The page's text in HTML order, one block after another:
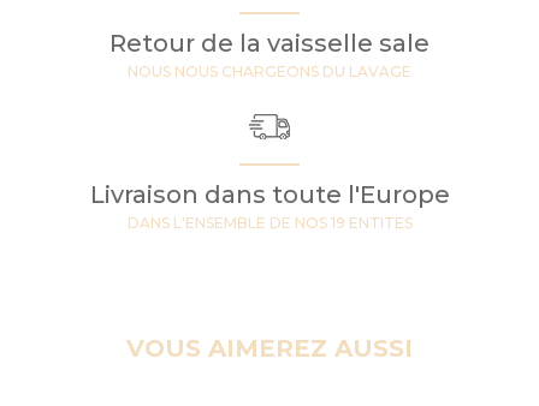
Retour de la vaisselle sale
NOUS NOUS CHARGEONS DU LAVAGE
Livraison dans toute l'Europe
DANS L'ENSEMBLE DE NOS 19 ENTITES
VOUS AIMEREZ AUSSI